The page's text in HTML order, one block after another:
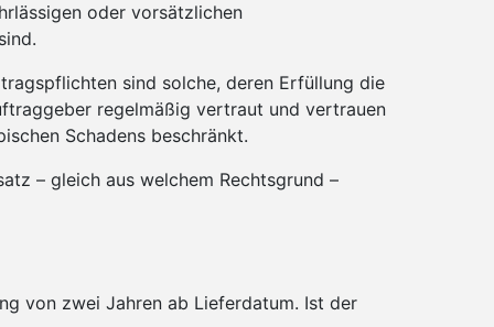
oder vorsätzlichen
sind solche, deren Erfüllung die
regelmäßig vertraut und vertrauen
Schadens beschränkt.
– gleich aus welchem Rechtsgrund –
von zwei Jahren ab Lieferdatum. Ist der